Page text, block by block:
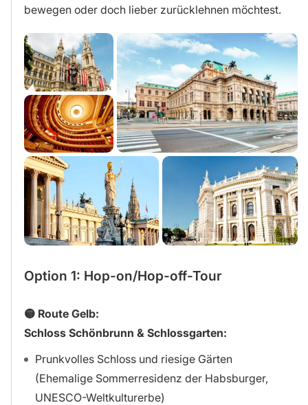
bewegen oder doch lieber zurücklehnen möchtest.
Option 1: Hop-on/Hop-off-Tour
🟡 Route Gelb:
Schloss Schönbrunn & Schlossgarten:
Prunkvolles Schloss und riesige Gärten
(Ehemalige Sommerresidenz der Habsburger,
UNESCO-Weltkulturerbe)